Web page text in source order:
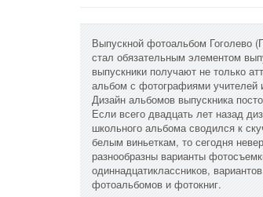
Выпускной фотоальбом Гоголево
стал обязательным элементом
выпускники получают не только
альбом с фотографиями учителей
Дизайн альбомов выпускника
Если всего двадцать лет назад
школьного альбома сводился к
белым виньеткам, то сегодня
разнообразны варианты
одиннадцатиклассников,
фотоальбомов и фотокниг.